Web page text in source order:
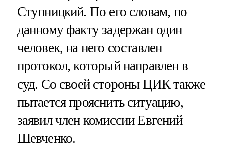
Ступницкий. По его словам, по
данному факту задержан один
человек, на него составлен
протокол, который направлен в
суд. Со своей стороны ЦИК также
пытается прояснить ситуацию,
заявил член комиссии Евгений
Шевченко.